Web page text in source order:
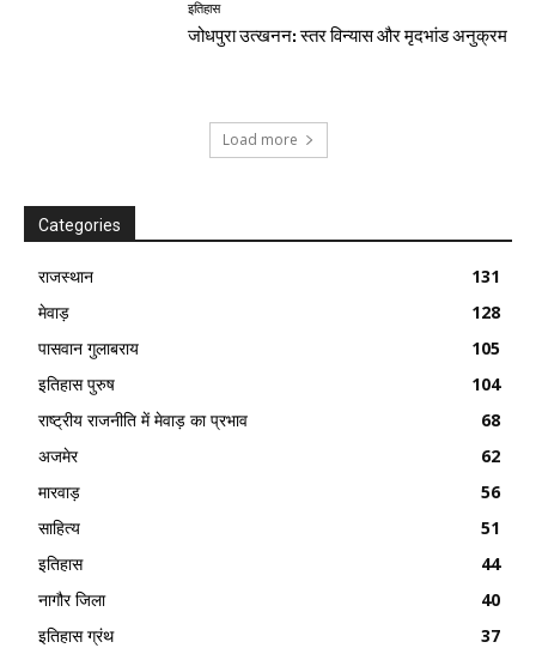
इतिहास
जोधपुरा उत्खनन: स्तर विन्यास और मृदभांड अनुक्रम
Load more
Categories
राजस्थान
131
मेवाड़
128
पासवान गुलाबराय
105
इतिहास पुरुष
104
राष्ट्रीय राजनीति में मेवाड़ का प्रभाव
68
अजमेर
62
मारवाड़
56
साहित्य
51
इतिहास
44
नागौर जिला
40
इतिहास ग्रंथ
37